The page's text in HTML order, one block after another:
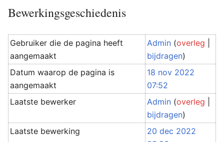
Bewerkingsgeschiedenis
Gebruiker die de pagina heeft
aangemaakt
Admin (overleg
bijdragen)
Datum waarop de pagina is
aangemaakt
18 nov 2022
07:52
Laatste bewerker
Admin (overleg
bijdragen)
Laatste bewerking
20 dec 2022